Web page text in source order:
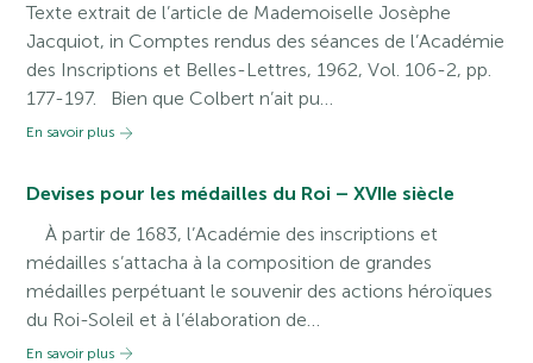
Texte extrait de l’article de Mademoiselle Josèphe
Jacquiot, in Comptes rendus des séances de l’Académie
des Inscriptions et Belles-Lettres, 1962, Vol. 106-2, pp.
177-197. Bien que Colbert n’ait pu…
En savoir plus
Devises pour les médailles du Roi – XVIIe siècle
À partir de 1683, l’Académie des inscriptions et
médailles s’attacha à la composition de grandes
médailles perpétuant le souvenir des actions héroïques
du Roi-Soleil et à l’élaboration de…
En savoir plus